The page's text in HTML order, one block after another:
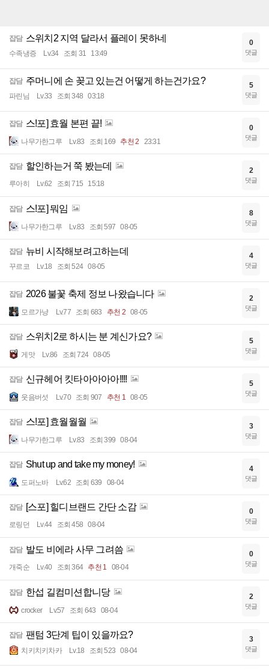
잡담 스위치2 지역 달라서 플레이 못하네
수족냉증 Lv.34 조회 31 13:49
0
댓글
잡담 주머니에 손 꽂고 있는건 어떻게 하는건가요?
파린님 Lv.33 조회 348 03:18
5
댓글
잡담 스!포] 효월 본편 끝!
나무가한그루 Lv.83 조회 169 추천 2 23:31
0
댓글
잡담 할인하는거 쭉 봤는데
루아히 Lv.62 조회 715 15:18
2
댓글
잡담 스!포] 뭐임
나무가한그루 Lv.83 조회 597 08-05
8
댓글
잡담 뉴비 시작해보려고하는데
꾸르코 Lv.18 조회 524 08-05
4
댓글
잡담 2026 불꽃 축제 정보 나왔습니다
모르가냥 Lv.77 조회 683 추천 2 08-05
2
댓글
잡담 스위치2로 하시는 분 계신가요?
게맛 Lv.86 조회 724 08-05
5
댓글
잡담 신규헤어 킷타아아아아!!!!
웃음버섯 Lv.70 조회 907 추천 1 08-05
5
댓글
잡담 스!포] 효월월월
나무가한그루 Lv.83 조회 399 08-04
3
댓글
잡담 Shut up and take my money!
도퍼노바 Lv.62 조회 639 08-04
4
댓글
잡담 [스포] 힐디브랜드 간단 소감
로링던 Lv.44 조회 458 08-04
0
댓글
잡담 발도 비에라 사무 그려씀
개죽순 Lv.40 조회 364 추천 1 08-04
0
댓글
잡담 한섭 길컴미션합니당
crocker Lv.57 조회 643 08-04
2
댓글
잡담 팬텀 3단계 팁이 있을까요?
치키치키차카 Lv.18 조회 523 08-04
3
댓글